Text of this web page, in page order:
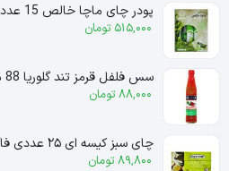
پودر چای ماچا خالص 15 عدد پپتینا – peptina
515,000 تومان
سس فلفل قرمز تند گلوریا 88 میل – gloria
88,000 تومان
چای سبز کیسه ای ۲۵ عددی فان تایم – fun time
89,800 تومان